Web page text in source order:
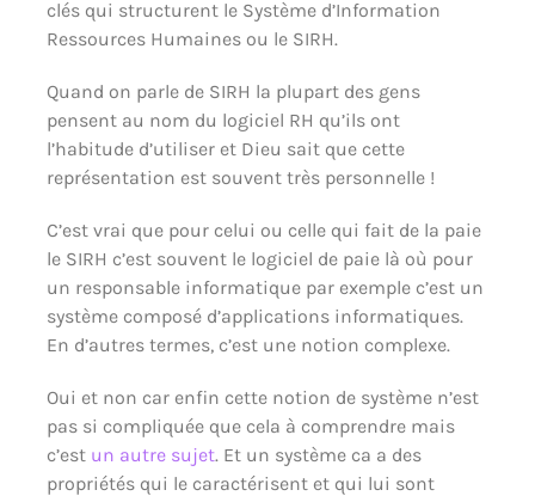
clés qui structurent le Système d’Information
Ressources Humaines ou le SIRH.
Quand on parle de SIRH la plupart des gens
pensent au nom du logiciel RH qu’ils ont
l’habitude d’utiliser et Dieu sait que cette
représentation est souvent très personnelle !
C’est vrai que pour celui ou celle qui fait de la paie
le SIRH c’est souvent le logiciel de paie là où pour
un responsable informatique par exemple c’est un
système composé d’applications informatiques.
En d’autres termes, c’est une notion complexe.
Oui et non car enfin cette notion de système n’est
pas si compliquée que cela à comprendre mais
c’est un autre sujet. Et un système ca a des
propriétés qui le caractérisent et qui lui sont